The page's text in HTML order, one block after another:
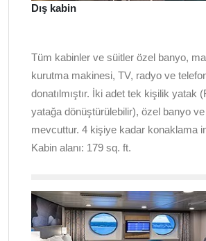
Dış kabin
Tüm kabinler ve süitler özel banyo,
kurutma makinesi, TV, radyo ve
donatılmıştır. İki adet tek kişilik yatak
yatağa dönüştürülebilir), özel banyo ve
mevcuttur. 4 kişiye kadar konaklama
Kabin alanı: 179 sq. ft.